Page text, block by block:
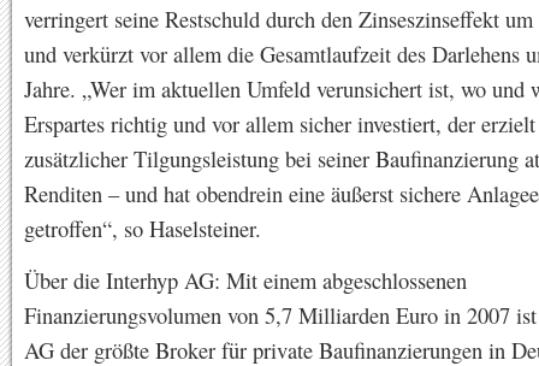
verringert seine Restschuld durch den Zinseszinseffekt
und verkürzt vor allem die Gesamtlaufzeit des Darlehens
Jahre. „Wer im aktuellen Umfeld verunsichert ist, wo und
Erspartes richtig und vor allem sicher investiert, der
zusätzlicher Tilgungsleistung bei seiner Baufinanzierung
Renditen – und hat obendrein eine äußerst sichere
getroffen“, so Haselsteiner.
Über die Interhyp AG: Mit einem abgeschlossenen
Finanzierungsvolumen von 5,7 Milliarden Euro in 2007
AG der größte Broker für private Baufinanzierungen in